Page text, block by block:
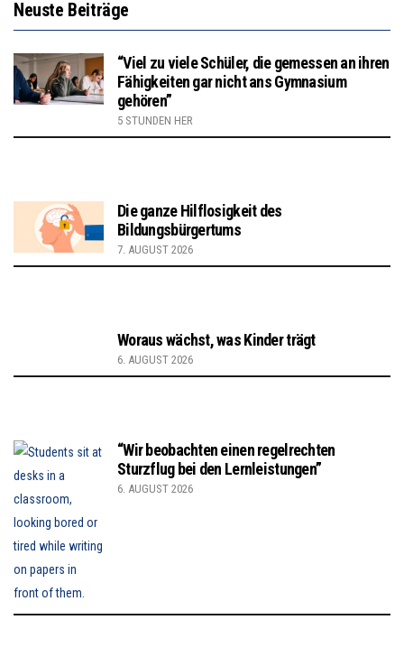
Neuste Beiträge
“Viel zu viele Schüler, die gemessen an ihren
Fähigkeiten gar nicht ans Gymnasium
gehören”
5 STUNDEN HER
Die ganze Hilflosigkeit des
Bildungsbürgertums
7. AUGUST 2026
Woraus wächst, was Kinder trägt
6. AUGUST 2026
“Wir beobachten einen regelrechten
Sturzflug bei den Lernleistungen”
6. AUGUST 2026